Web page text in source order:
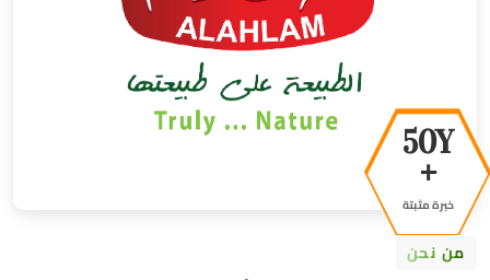
50Y
+
خبرة مثبتة
من نحن